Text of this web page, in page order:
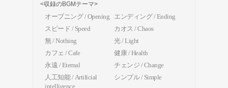
<収録のBGMテーマ>
オープニング / Opening
エンディング / Ending
スピード / Speed
カオス / Chaos
無 / Nothing
光 / Light
カフェ / Cafe
健康 / Health
永遠 / Eternal
チェンジ / Change
人工知能 / Artificial
intelligence
シンプル / Simple